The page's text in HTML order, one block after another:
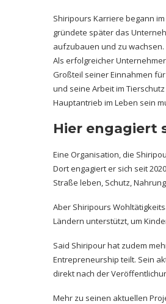
Shiripours Karriere begann
gründete später das
aufzubauen und zu
Als erfolgreicher
Großteil seiner Einnahmen
und seine Arbeit im
Hauptantrieb im Leben sein
Hier engagiert
Eine Organisation, die
Dort engagiert er sich seit
Straße leben, Schutz,
Aber Shiripours
Ländern unterstützt, um
Said Shiripourhat zudem
Entrepreneurship teilt. Sein
direkt nach der
Mehr zu seinen aktuellen